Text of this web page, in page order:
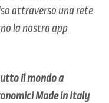
attraverso una rete
la nostra app
il mondo a
Made in Italy